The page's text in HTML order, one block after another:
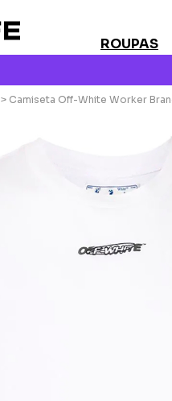
ROUPAS
> Camiseta Off-White Worker